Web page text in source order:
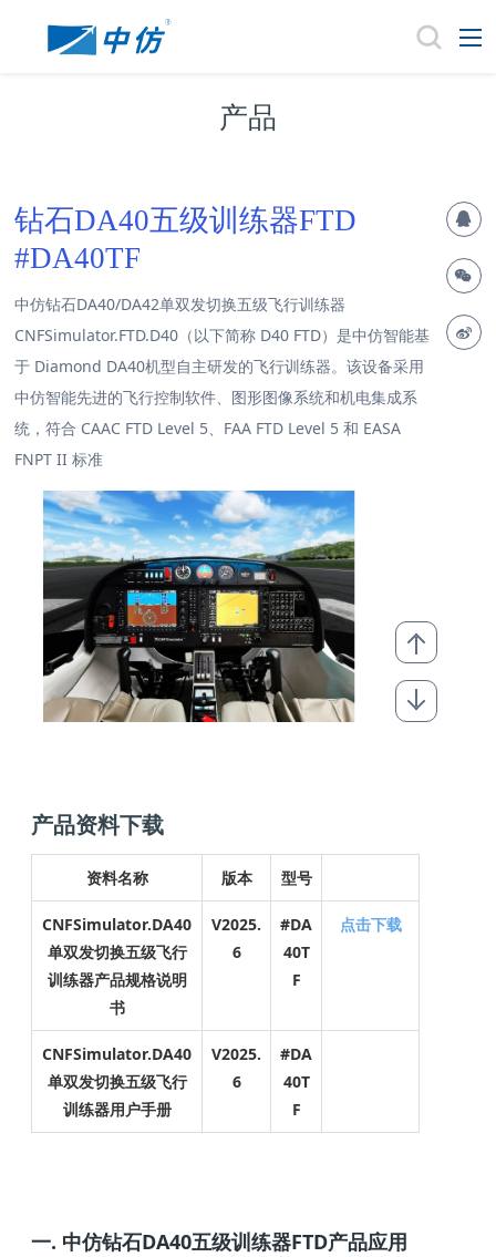
产品
钻石DA40五级训练器FTD
#DA40TF
中仿钻石DA40/DA42单双发切换五级飞行训练器
CNFSimulator.FTD.D40（以下简称 D40 FTD）是中仿智能基
于 Diamond DA40机型自主研发的飞行训练器。该设备采用
中仿智能先进的飞行控制软件、图形图像系统和机电集成系
统，符合 CAAC FTD Level 5、FAA FTD Level 5 和 EASA
FNPT II 标准
产品资料下载
资料名称 版本 型号
CNFSimulator.DA40
单双发切换五级飞行
训练器产品规格说明
书
V2025.
6
#DA
40T
F
点击下载
CNFSimulator.DA40
单双发切换五级飞行
训练器用户手册
V2025.
6
#DA
40T
F
一. 中仿钻石DA40五级训练器FTD产品应用